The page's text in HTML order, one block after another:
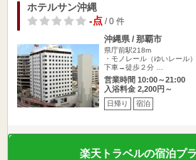
ホテルサン沖縄
-点/ 0 件
沖縄県 / 那覇市
県庁前駅218m
・モノレール（ゆいレー
下車→徒歩２分 …
営業時間 10:00～21:00
入浴料金 2,200円～
日帰り 宿泊
楽天トラベルの宿泊プ